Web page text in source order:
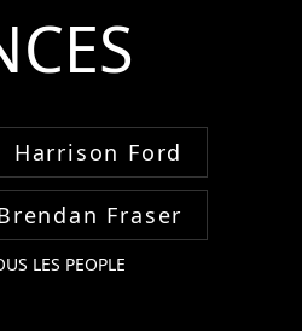
Harrison Ford
Fraser
LES PEOPLE